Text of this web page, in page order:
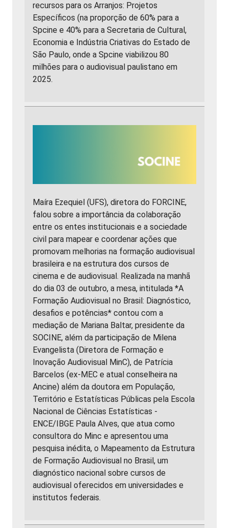
recursos para os Arranjos: Projetos
Específicos (na proporção de 60% para a
Spcine e 40% para a Secretaria de Cultural,
Economia e Indústria Criativas do Estado de
São Paulo, onde a Spcine viabilizou 80
milhões para o audiovisual paulistano em
2025.
Maíra Ezequiel (UFS), diretora do FORCINE,
falou sobre a importância da colaboração
entre os entes institucionais e a sociedade
civil para mapear e coordenar ações que
promovam melhorias na formação audiovisual
brasileira e na estrutura dos cursos de
cinema e de audiovisual. Realizada na manhã
do dia 03 de outubro, a mesa, intitulada *A
Formação Audiovisual no Brasil: Diagnóstico,
desafios e potências* contou com a
mediação de Mariana Baltar, presidente da
SOCINE, além da participação de Milena
Evangelista (Diretora de Formação e
Inovação Audiovisual MinC), de Patrícia
Barcelos (ex-MEC e atual conselheira na
Ancine) além da doutora em População,
Território e Estatísticas Públicas pela Escola
Nacional de Ciências Estatísticas -
ENCE/IBGE Paula Alves, que atua como
consultora do Minc e apresentou uma
pesquisa inédita, o Mapeamento da Estrutura
de Formação Audiovisual no Brasil, um
diagnóstico nacional sobre cursos de
audiovisual oferecidos em universidades e
institutos federais.